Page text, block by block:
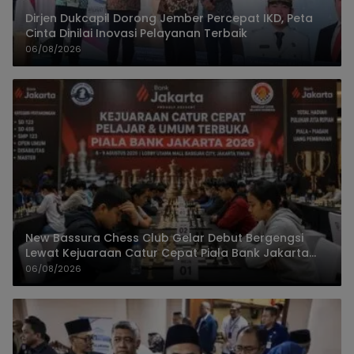
Dirjen Dukcapil Dorong Jember Percepat IKD, Peta
Cinta Dinilai Inovasi Pelayanan Terbaik
06/08/2026
New Bassura Chess Club Gelar Debut Bergengsi
Lewat Kejuaraan Catur Cepat Piala Bank Jakarta
2026
06/08/2026